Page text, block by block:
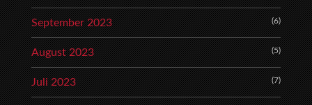
September 2023 (6)
August 2023 (5)
Juli 2023 (7)